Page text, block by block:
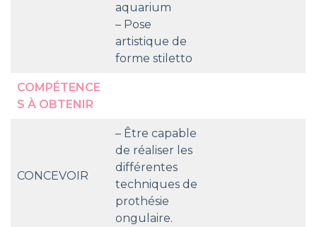
aquarium
– Pose
artistique de
forme stiletto
COMPÉTENCE
S À OBTENIR
CONCEVOIR
– Être capable
de réaliser les
différentes
techniques de
prothésie
ongulaire.